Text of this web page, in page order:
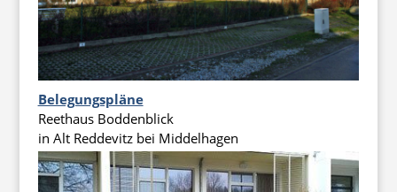
Belegungspläne
Reethaus Boddenblick
in Alt Reddevitz bei Middelhagen